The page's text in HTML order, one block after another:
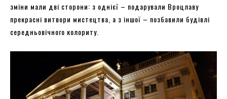
зміни мали дві сторони: з однієї – подарували Вроцлаву
прекрасні витвори мистецтва, а з іншої – позбавили будівлі
середньовічного колориту.